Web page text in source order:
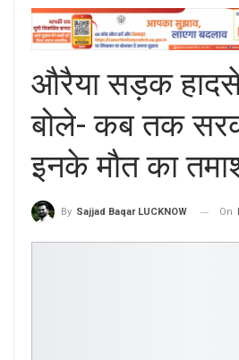
औरैया सड़क
बोले- कब तक
इनके मौत का
By Sajjad Baqar LUCKNOW On